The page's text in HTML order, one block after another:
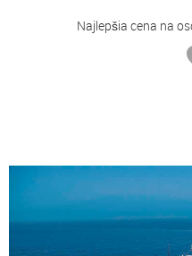
Najlepšia cena na